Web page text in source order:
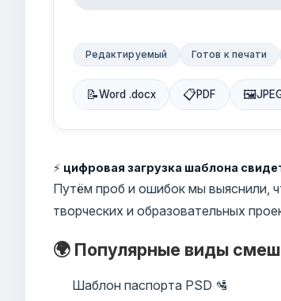
Редактируемый Готов к печати
📝Word .docx 📋PDF 🖼
⚡ цифровая загрузка шаблона
Путём проб и ошибок мы выяснили,
творческих и образовательных
🌍 Популярные виды
Шаблон паспорта PSD 🛂